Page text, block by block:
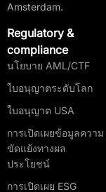
Amsterdam.
Regulatory &
compliance
นโยบาย AML/CTF
ใบอนุญาตระดับโลก
ใบอนุญาต USA
การเปิดเผยข้อมูลความ
ขัดแย้งทางผล
ประโยชน์
การเปิดเผย ESG